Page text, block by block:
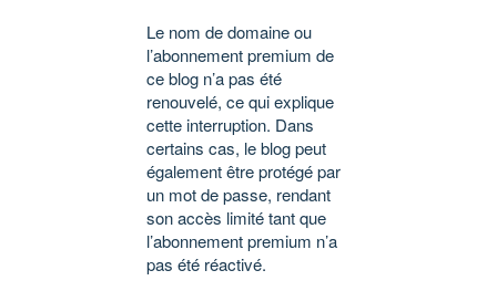
Le nom de domaine ou
l’abonnement premium de
ce blog n’a pas été
renouvelé, ce qui explique
cette interruption. Dans
certains cas, le blog peut
également être protégé par
un mot de passe, rendant
son accès limité tant que
l’abonnement premium n’a
pas été réactivé.